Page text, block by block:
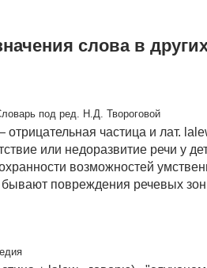
слова в
под ред. Н.Д. Твороговой
отрицательная частица и лат.
или недоразвитие речи у
возможностей
повреждения речевых